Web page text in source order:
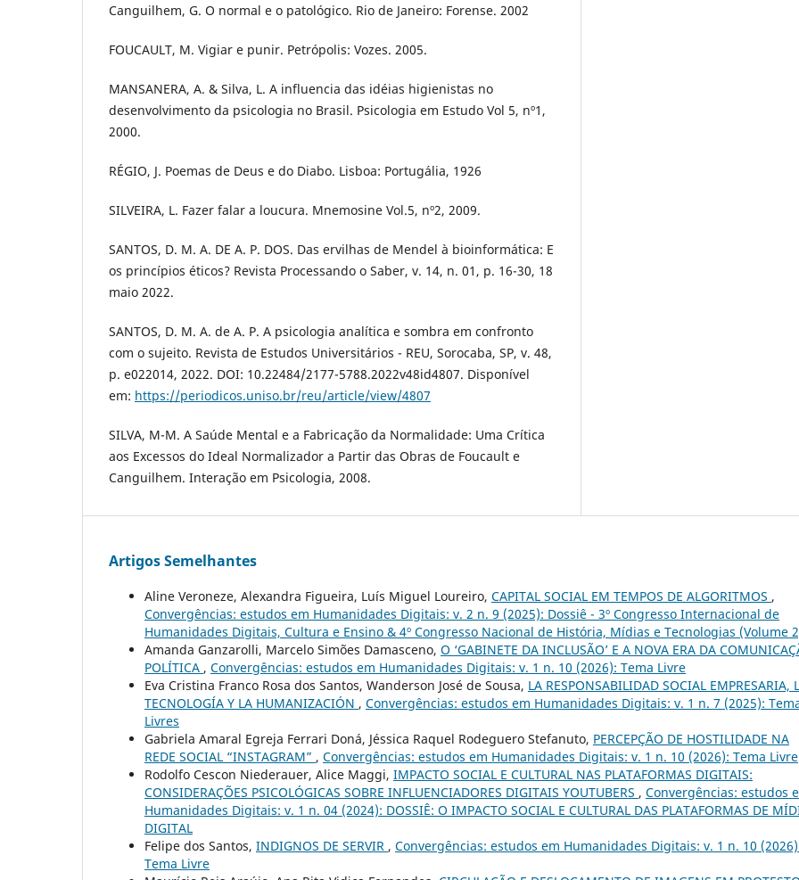
Canguilhem, G. O normal e o patológico. Rio de Janeiro: Forense. 2002
FOUCAULT, M. Vigiar e punir. Petrópolis: Vozes. 2005.
MANSANERA, A. & Silva, L. A influencia das idéias higienistas no
desenvolvimento da psicologia no Brasil. Psicologia em Estudo Vol 5, nº1,
2000.
RÉGIO, J. Poemas de Deus e do Diabo. Lisboa: Portugália, 1926
SILVEIRA, L. Fazer falar a loucura. Mnemosine Vol.5, nº2, 2009.
SANTOS, D. M. A. DE A. P. DOS. Das ervilhas de Mendel à bioinformática: E
os princípios éticos? Revista Processando o Saber, v. 14, n. 01, p. 16-30, 18
maio 2022.
SANTOS, D. M. A. de A. P. A psicologia analítica e sombra em confronto
com o sujeito. Revista de Estudos Universitários - REU, Sorocaba, SP, v. 48,
p. e022014, 2022. DOI: 10.22484/2177-5788.2022v48id4807. Disponível
em: https://periodicos.uniso.br/reu/article/view/4807
SILVA, M-M. A Saúde Mental e a Fabricação da Normalidade: Uma Crítica
aos Excessos do Ideal Normalizador a Partir das Obras de Foucault e
Canguilhem. Interação em Psicologia, 2008.
Artigos Semelhantes
Aline Veroneze, Alexandra Figueira, Luís Miguel Loureiro, CAPITAL SOCIAL EM TEMPOS DE ALGORITMOS ,
Convergências: estudos em Humanidades Digitais: v. 2 n. 9 (2025): Dossiê - 3º Congresso Internacional de
Humanidades Digitais, Cultura e Ensino & 4º Congresso Nacional de História, Mídias e Tecnologias (Volume
Amanda Ganzarolli, Marcelo Simões Damasceno, O ‘GABINETE DA INCLUSÃO’ E A NOVA ERA DA
POLÍTICA , Convergências: estudos em Humanidades Digitais: v. 1 n. 10 (2026): Tema Livre
Eva Cristina Franco Rosa dos Santos, Wanderson José de Sousa, LA RESPONSABILIDAD SOCIAL EMPRESARIA,
TECNOLOGÍA Y LA HUMANIZACIÓN , Convergências: estudos em Humanidades Digitais: v. 1 n. 7 (2025):
Livres
Gabriela Amaral Egreja Ferrari Doná, Jéssica Raquel Rodeguero Stefanuto, PERCEPÇÃO DE HOSTILIDADE NA
REDE SOCIAL “INSTAGRAM” , Convergências: estudos em Humanidades Digitais: v. 1 n. 10 (2026): Tema Livre
Rodolfo Cescon Niederauer, Alice Maggi, IMPACTO SOCIAL E CULTURAL NAS PLATAFORMAS DIGITAIS:
CONSIDERAÇÕES PSICOLÓGICAS SOBRE INFLUENCIADORES DIGITAIS YOUTUBERS , Convergências: estudos
Humanidades Digitais: v. 1 n. 04 (2024): DOSSIÊ: O IMPACTO SOCIAL E CULTURAL DAS PLATAFORMAS DE
DIGITAL
Felipe dos Santos, INDIGNOS DE SERVIR , Convergências: estudos em Humanidades Digitais: v. 1 n. 10
Tema Livre